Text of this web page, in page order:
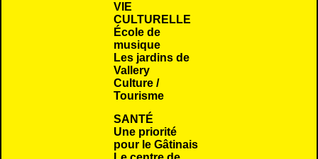
VIE
CULTURELLE
École de
musique
Les jardins de
Vallery
Culture /
Tourisme
SANTÉ
Une priorité
pour le Gâtinais